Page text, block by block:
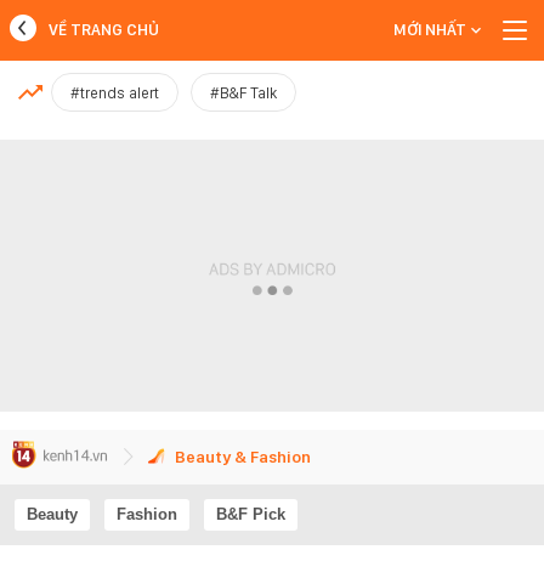
MỚI NHẤT
VỀ TRANG CHỦ MỚI NHẤT
#trends alert #B&F Talk
Beauty & Fashion
Beauty Fashion B&F Pick